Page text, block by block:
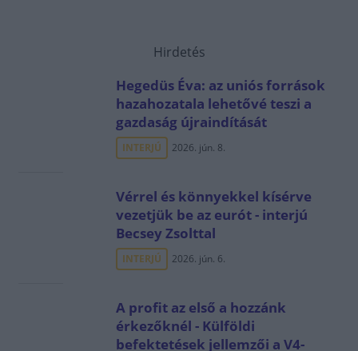
Hirdetés
Hegedüs Éva: az uniós források
hazahozatala lehetővé teszi a
gazdaság újraindítását
INTERJÚ 2026. jún. 8.
Vérrel és könnyekkel kísérve
vezetjük be az eurót - interjú
Becsey Zsolttal
INTERJÚ 2026. jún. 6.
A profit az első a hozzánk
érkezőknél - Külföldi
befektetések jellemzői a V4-